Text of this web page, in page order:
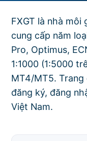
FXGT là nhà môi
cung cấp năm
Pro, Optimus,
1:1000 (1:5000
MT4/MT5.
đăng ký, đăng
Việt Nam.